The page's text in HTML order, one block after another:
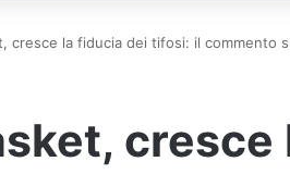
cresce la fiducia dei tifosi: il commento
cresce